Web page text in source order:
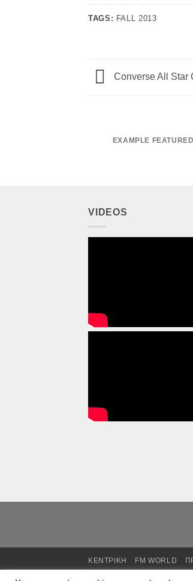
TAGS: FALL 2013
Converse All Star
EXAMPLE
VIDEOS
ΚΕΝΤΡΙΚΗ FM WORLD
Copyright 2025 ©